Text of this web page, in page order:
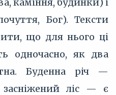
Бог). Тексти
що для нього ці
одночасно, як два
Буденна річ —
засніжений ліс — є